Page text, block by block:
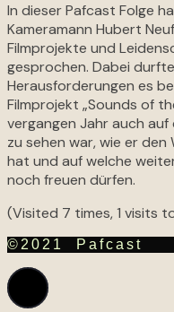
In dieser Pafcast Folge
Kameramann Hubert
Filmprojekte und
gesprochen. Dabei
Herausforderungen es
Filmprojekt „Sounds of
vergangen Jahr auch
zu sehen war, wie er den
hat und auf welche
noch freuen dürfen.
(Visited 7 times, 1 visits
©2021 Pafcast